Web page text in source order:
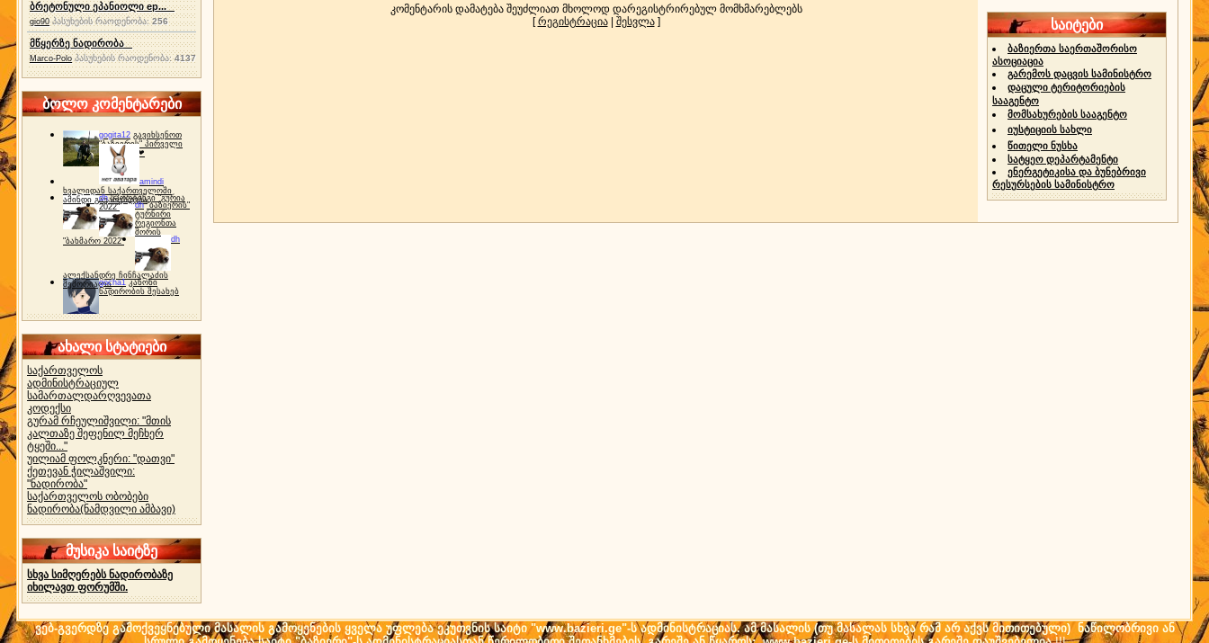
ბრეტონული ეპანიოლი ep...
gio90 პასუხების რაოდენობა:256
მწყერზე ნადირობა
Marco-Polo პასუხების რაოდენობა:4137
ბოლო კომენტარები
gogita12 გავიხსენოთ
"ბაზიერის" პირველი
ტურნირი ❤
amindi
ხვალიდან საქართველოში
ამინდი გაუარესდება
dh სპორტინგი "გურია
2022"
dh "ბაზიერის"
ტურნირი
რეგიონთა
შორის
"ბახმარო 2022"
dh
ალექსანდრე ჩინჩალაძის
მემორიალიgocha1 კანონი
ნადირობის შესახებ
ახალი სტატიები
საქართველოს
ადმინისტრაციულ
სამართალდარღვევათა
კოდექსი
გურამ რჩეულიშვილი: "მთის
კალთაზე შეფენილ მეჩხერ
ტყეში..."
უილიამ ფოლკნერი: "დათვი"
ქეთევან ჭილაშვილი:
"ნადირობა"
საქართველოს ობობები
ნადირობა(ნამდვილი ამბავი)
მუსიკა საიტზე
სხვა სიმღერებს ნადირობაზე
იხილავთ ფორუმში.
კომენტარის დამატება შეუძლიათ მხოლოდ დარეგისტრირებულ მომხმარებლებს
[რეგისტრაცია| შესვლა] საიტები
ბაზიერთა საერთაშორისო
ასოციაცია
გარემოს დაცვის სამინისტრო
დაცული ტერიტორიების
სააგენტო
მომსახურების სააგენტო
იუსტიციის სახლი
წითელი ნუსხა
სატყეო დეპარტამენტი
ენერგეტიკისა და ბუნებრივი
რესურსების სამინისტრო
ვებ-გვერდზე გამოქვეყნებული მასალის გამოყენების ყველა უფლება ეკუთვნის საიტი "www.bazieri.ge"-ს ადმინისტრაციას. ამ მასალის (თუ მასალას სხვა რამ არ აქვს მითითებული) ნაწილობრივი ან